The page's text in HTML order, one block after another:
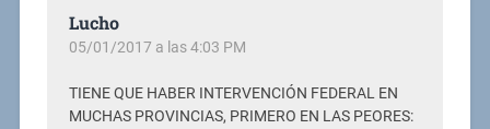
Lucho
05/01/2017 a las 4:03 PM
TIENE QUE HABER INTERVENCIÓN FEDERAL EN
MUCHAS PROVINCIAS, PRIMERO EN LAS PEORES: